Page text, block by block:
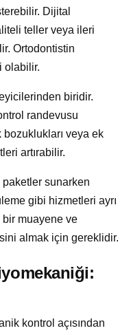
Dijital
teller veya ileri
Ortodontistin
olabilir.
biridir.
randevusu
bozuklukları veya ek
artırabilir.
sunarken
gibi hizmetleri ayrı
muayene ve
almak için gereklidir.
kontrol açısından